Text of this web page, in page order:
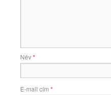
Név*
E-mail cím *